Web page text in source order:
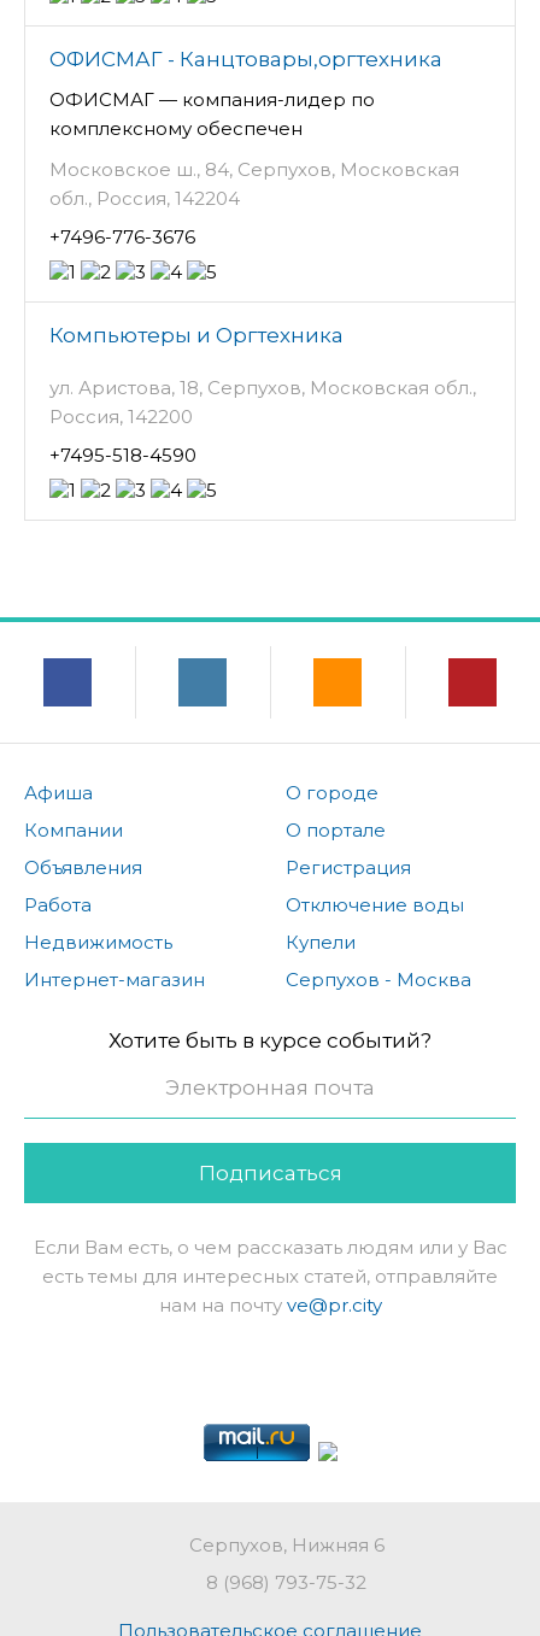
ОФИСМАГ - Канцтовары,оргтехника
ОФИСМАГ — компания-лидер по
комплексному обеспечен
Московское ш., 84, Серпухов, Московская
обл., Россия, 142204
+7496-776-3676
Компьютеры и Оргтехника
ул. Аристова, 18, Серпухов, Московская обл.,
Россия, 142200
+7495-518-4590
Афиша
Компании
Объявления
Работа
Недвижимость
Интернет-магазин
О городе
О портале
Регистрация
Отключение воды
Купели
Серпухов - Москва
Хотите быть в курсе событий?
Подписаться
Если Вам есть, о чем рассказать людям или у Вас
есть темы для интересных статей, отправляйте
нам на почту ve@pr.city
Серпухов, Нижняя 6
8 (968) 793-75-32
Пользовательское соглашение